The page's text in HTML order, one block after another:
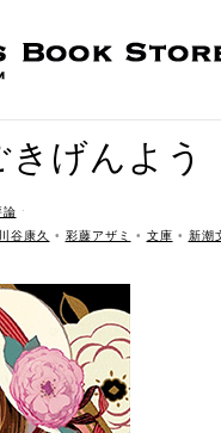
げんよう
論 ˑ
川谷康久 • 彩藤アザミ • 文庫 • 新潮